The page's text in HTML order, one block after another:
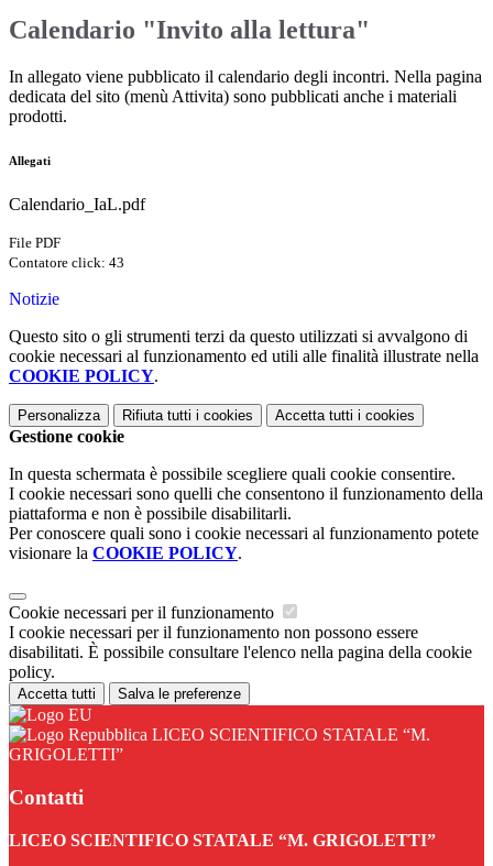
Calendario "Invito alla lettura"
In allegato viene pubblicato il calendario degli incontri. Nella pagina
dedicata del sito (menù Attivita) sono pubblicati anche i materiali
prodotti.
Allegati
Calendario_IaL.pdf
File PDF
Contatore click: 43
Notizie
Questo sito o gli strumenti terzi da questo utilizzati si avvalgono di
cookie necessari al funzionamento ed utili alle finalità illustrate nella
COOKIE POLICY.
Personalizza Rifiuta tutti i cookies Accetta tutti i cookies
Gestione cookie
In questa schermata è possibile scegliere quali cookie consentire.
I cookie necessari sono quelli che consentono il funzionamento della
piattaforma e non è possibile disabilitarli.
Per conoscere quali sono i cookie necessari al funzionamento potete
visionare la COOKIE POLICY.
Cookie necessari per il funzionamento
I cookie necessari per il funzionamento non possono essere
disabilitati. È possibile consultare l'elenco nella pagina della cookie
policy.
Accetta tutti Salva le preferenze
LICEO SCIENTIFICO STATALE “M.
GRIGOLETTI”
Contatti
LICEO SCIENTIFICO STATALE “M. GRIGOLETTI”